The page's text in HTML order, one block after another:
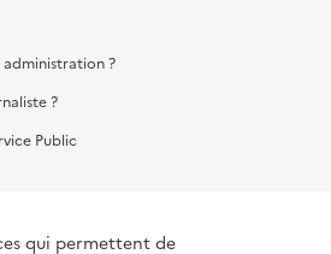
administration ?
?
Public
qui permettent de